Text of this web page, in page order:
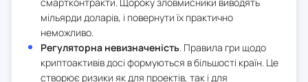
мільярди доларів, і повернути їх практично
неможливо.
Регуляторна невизначеність . Правила гри щодо
криптоактивів досі формуються в більшості країн. Це
створює ризики як для проектів, так і для